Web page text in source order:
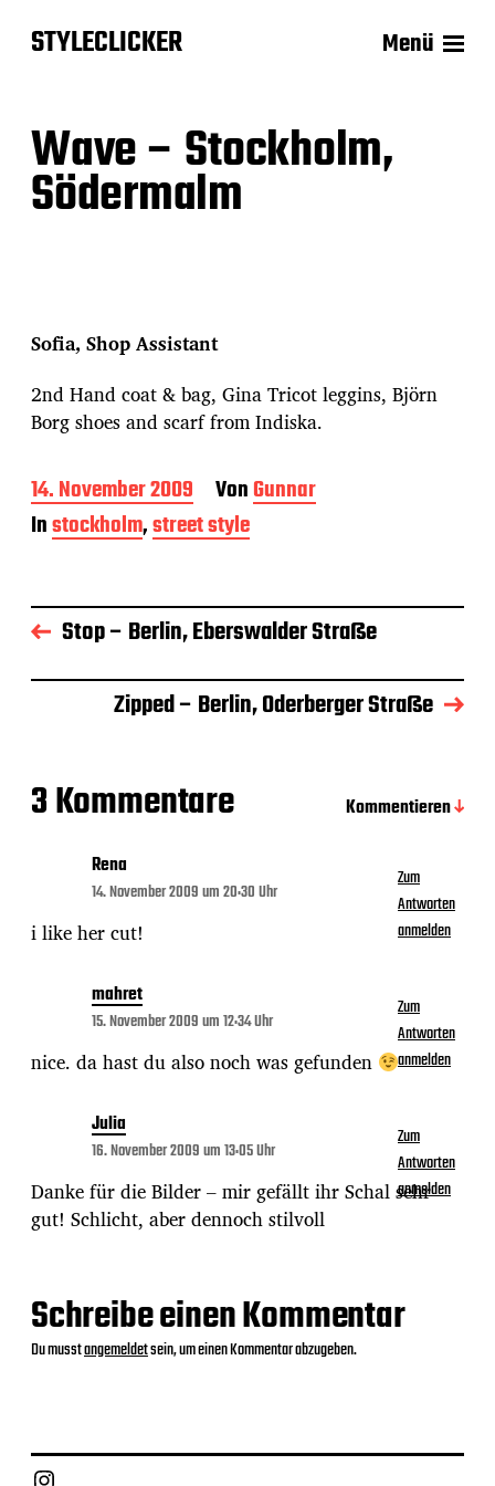
STYLECLICKER Menü
Wave – Stockholm,
Södermalm
Sofia, Shop Assistant
2nd Hand coat & bag, Gina Tricot leggins, Björn
Borg shoes and scarf from Indiska.
B
e
i
a
g
s
a
14. November 2009 VonGunnar
Instockholm,street style
Stop – Berlin, Eberswalder Straße
Zipped – Berlin, Oderberger Straße
3 Kommentare
Kommentieren
Rena
14. November 2009 um 20:30 Uhr
i like her cut!
Zum
Antworten
anmelden
mahret
15. November 2009 um 12:34 Uhr
nice. da hast du also noch was gefunden
Zum
Antworten
anmelden
Julia
16. November 2009 um 13:05 Uhr
Danke für die Bilder – mir gefällt ihr Schal sehr
gut! Schlicht, aber dennoch stilvoll
Zum
Antworten
anmelden
Schreibe einen Kommentar
Du musstangemeldetsein, um einen Kommentar abzugeben.